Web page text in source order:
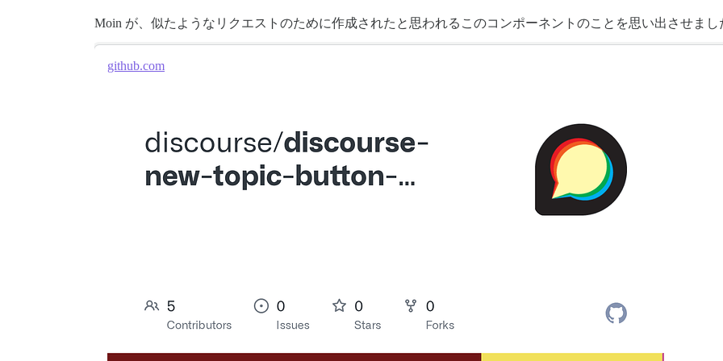
Moin が、似たようなリクエストのために作成されたと思われるこのコンポーネントのことを思い出させまし
github.com